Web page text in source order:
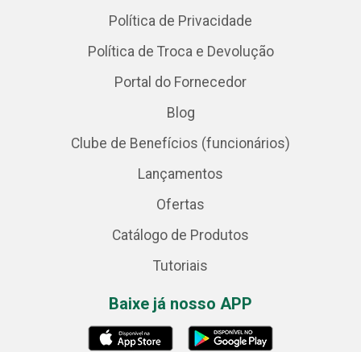
Política de Privacidade
Política de Troca e Devolução
Portal do Fornecedor
Blog
Clube de Benefícios (funcionários)
Lançamentos
Ofertas
Catálogo de Produtos
Tutoriais
Baixe já nosso APP